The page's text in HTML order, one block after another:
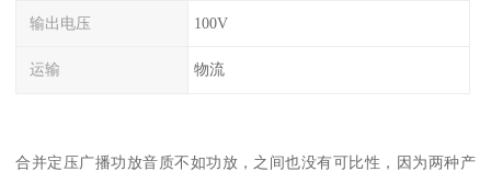
输出电压 100V
运输 物流
合并定压广播功放音质不如功放，之间也没有可比性，因为两种产